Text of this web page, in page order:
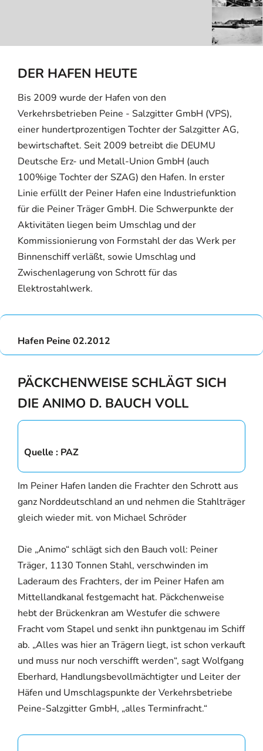
DER HAFEN HEUTE
Bis 2009 wurde der Hafen von den
Verkehrsbetrieben Peine - Salzgitter GmbH (VPS),
einer hundertprozentigen Tochter der Salzgitter AG,
bewirtschaftet. Seit 2009 betreibt die DEUMU
Deutsche Erz- und Metall-Union GmbH (auch
100%ige Tochter der SZAG) den Hafen. In erster
Linie erfüllt der Peiner Hafen eine Industriefunktion
für die Peiner Träger GmbH. Die Schwerpunkte der
Aktivitäten liegen beim Umschlag und der
Kommissionierung von Formstahl der das Werk per
Binnenschiff verläßt, sowie Umschlag und
Zwischenlagerung von Schrott für das
Elektrostahlwerk.
Hafen Peine 02.2012
PÄCKCHENWEISE SCHLÄGT SICH
DIE ANIMO D. BAUCH VOLL
Quelle : PAZ
Im Peiner Hafen landen die Frachter den Schrott aus
ganz Norddeutschland an und nehmen die Stahlträger
gleich wieder mit. von Michael Schröder
Die „Animo“ schlägt sich den Bauch voll: Peiner
Träger, 1130 Tonnen Stahl, verschwinden im
Laderaum des Frachters, der im Peiner Hafen am
Mittellandkanal festgemacht hat. Päckchenweise
hebt der Brückenkran am Westufer die schwere
Fracht vom Stapel und senkt ihn punktgenau im Schiff
ab. „Alles was hier an Trägern liegt, ist schon verkauft
und muss nur noch verschifft werden“, sagt Wolfgang
Eberhard, Handlungsbevollmächtigter und Leiter der
Häfen und Umschlagspunkte der Verkehrsbetriebe
Peine-Salzgitter GmbH, „alles Terminfracht.“